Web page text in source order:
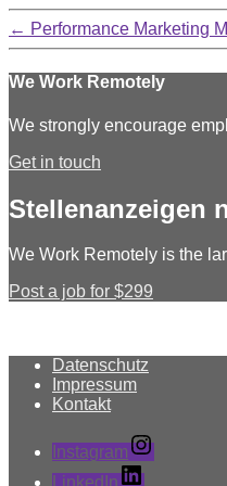
← Performance Marketing
We Work Remotely
We strongly encourage
Get in touch
Stellenanzeigen
We Work Remotely is the
Post a job for $299
Datenschutz
Impressum
Kontakt
Instagram